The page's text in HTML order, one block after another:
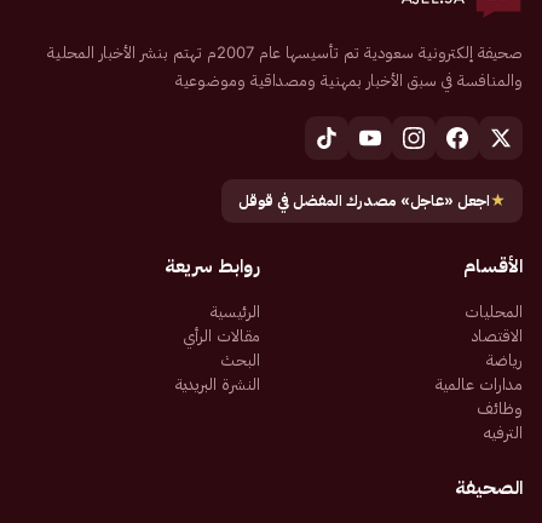
صحيفة إلكترونية سعودية تم تأسيسها عام 2007م تهتم بنشر الأخبار المحلية
والمنافسة في سبق الأخبار بمهنية ومصداقية وموضوعية
★اجعل «عاجل» مصدرك المفضل في قوقل
الأقسام
المحليات
الاقتصاد
رياضة
مدارات عالمية
وظائف
الترفيه
روابط سريعة
الرئيسية
مقالات الرأي
البحث
النشرة البريدية
الصحيفة